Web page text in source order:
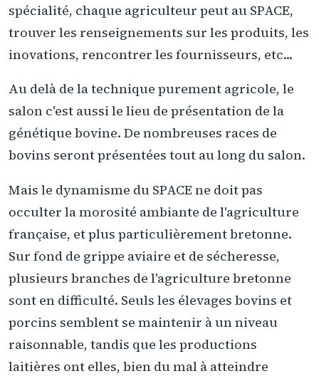
spécialité, chaque agriculteur peut au SPACE,
trouver les renseignements sur les produits, les
inovations, rencontrer les fournisseurs, etc...
Au delà de la technique purement agricole, le
salon c'est aussi le lieu de présentation de la
génétique bovine. De nombreuses races de
bovins seront présentées tout au long du salon.
Mais le dynamisme du SPACE ne doit pas
occulter la morosité ambiante de l'agriculture
française, et plus particulièrement bretonne.
Sur fond de grippe aviaire et de sécheresse,
plusieurs branches de l'agriculture bretonne
sont en difficulté. Seuls les élevages bovins et
porcins semblent se maintenir à un niveau
raisonnable, tandis que les productions
laitières ont elles, bien du mal à atteindre